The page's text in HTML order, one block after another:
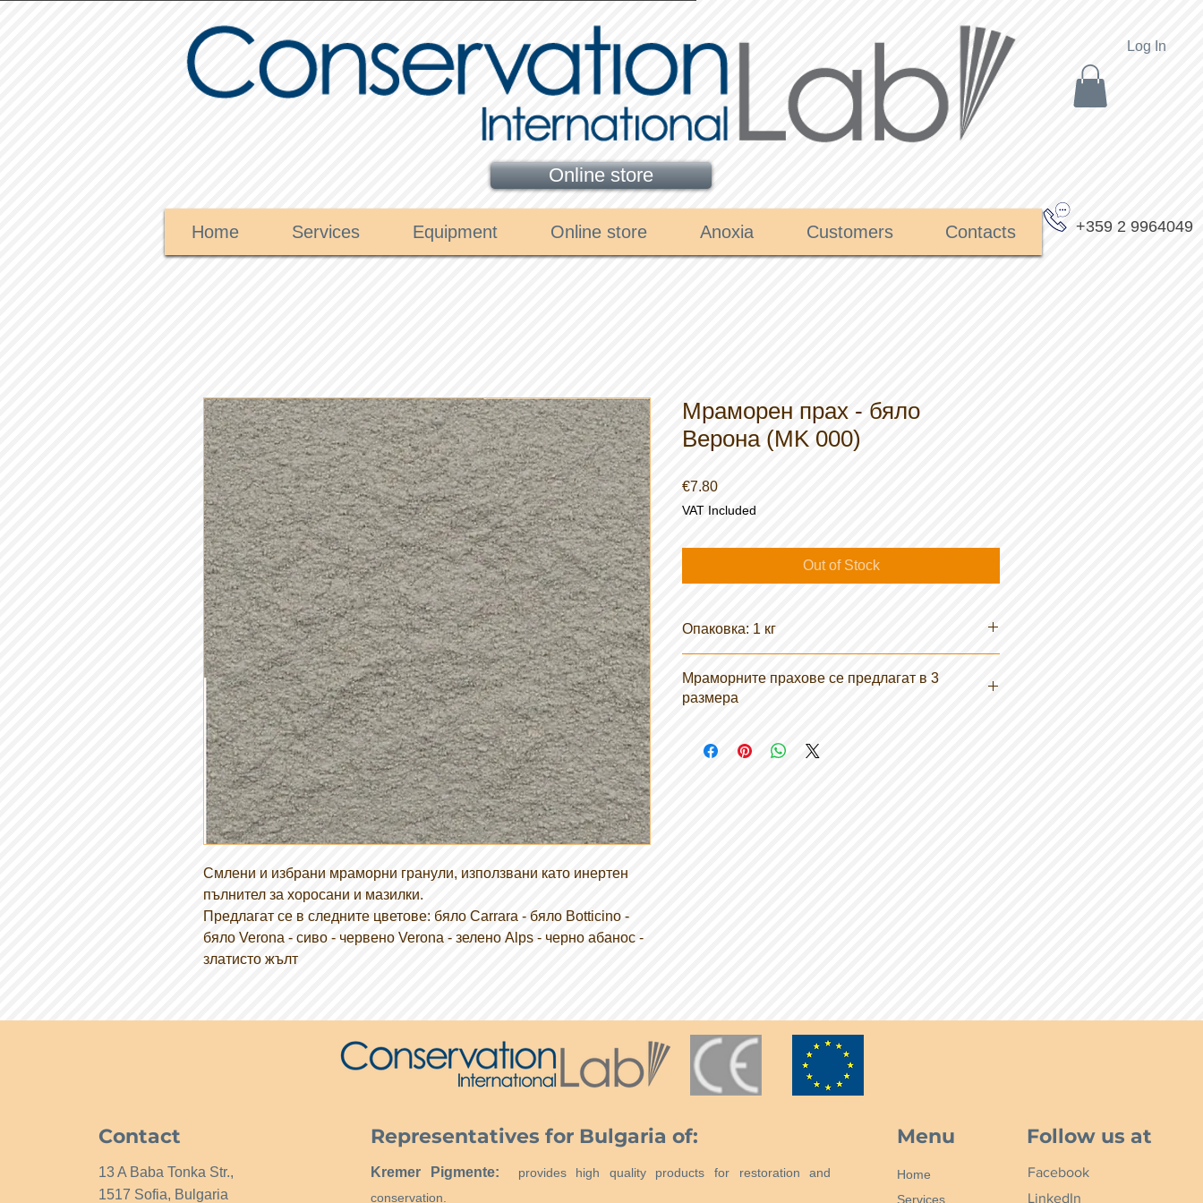
Online store
Log In
Home Services Equipment Online store Anoxia Customers Contacts +359 2 9964049
Смлени и избрани мраморни гранули, използвани като инертен
пълнител за хоросани и мазилки.
Предлагат се в следните цветове: бяло Carrara - бяло Botticino -
бяло Verona - сиво - червено Verona - зелено Alps - черно абанос -
златисто жълт
Мраморен прах - бяло
Верона (MK 000)
€7.80Price
VAT Included
Out of Stock
Опаковка: 1 кг
Мраморните прахове се предлагат в 3
размера
MK00 : зърна ø 0,7 - 1,2 mm
Contact
13 A Baba Tonka Str.,
1517 Sofia, Bulgaria
Representatives for Bulgaria of:
Kremer Pigmente:
provides high quality products for restoration and
conservation.
Menu
Home
Services
Follow us at
Facebook
LinkedIn